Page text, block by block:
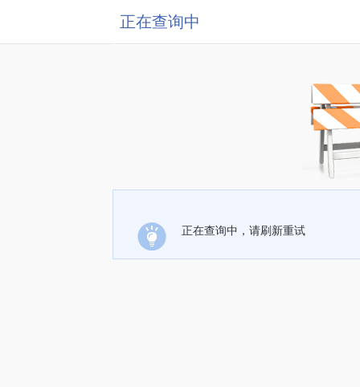
正在查询中
正在查询中，请刷新重试